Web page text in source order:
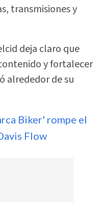
transmisiones y
deja claro que
y fortalecer
alrededor de su
Biker' rompe el
Flow